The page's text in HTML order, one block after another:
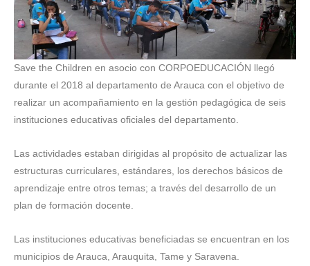
Save the Children en asocio con CORPOEDUCACIÓN llegó
durante el 2018 al departamento de Arauca con el objetivo de
realizar un acompañamiento en la gestión pedagógica de seis
instituciones educativas oficiales del departamento.
Las actividades estaban dirigidas al propósito de actualizar las
estructuras curriculares, estándares, los derechos básicos de
aprendizaje entre otros temas; a través del desarrollo de un
plan de formación docente.
Las instituciones educativas beneficiadas se encuentran en los
municipios de Arauca, Arauquita, Tame y Saravena.